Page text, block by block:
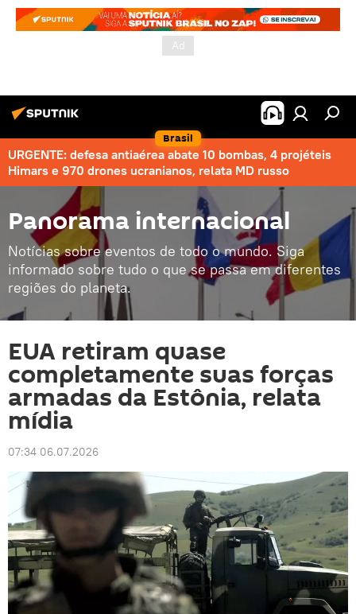
Brasil
URGENTE: defesa antiaérea abate 10 bombas, 4 projéteis
Himars e 970 drones ucranianos, relata MD russo
Panorama internacional
Notícias sobre eventos de todo o mundo. Siga
informado sobre tudo o que se passa em diferentes
regiões do planeta.
EUA retiram quase
completamente suas forças
armadas da Estônia, relata
mídia
07:34 06.07.2026